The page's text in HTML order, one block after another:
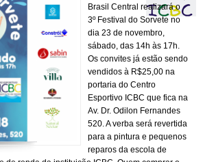
Brasil Central realizará o
3º Festival do Sorvete no
dia 23 de novembro,
sábado, das 14h às 17h.
Os convites já estão sendo
vendidos à R$25,00 na
portaria do Centro
Esportivo ICBC que fica na
Av. Dr. Odilon Fernandes
520. A verba será revertida
para a pintura e pequenos
reparos da escola de